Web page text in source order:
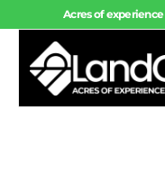
Acres of experience